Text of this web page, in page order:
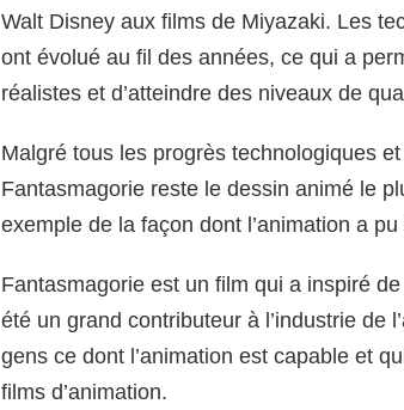
Walt Disney aux films de Miyazaki. Les
ont évolué au fil des années, ce qui a
réalistes et d’atteindre des niveaux de
Malgré tous les progrès technologiques
Fantasmagorie reste le dessin animé le
exemple de la façon dont l’animation a
Fantasmagorie est un film qui a inspiré
été un grand contributeur à l’industrie de
gens ce dont l’animation est capable et
films d’animation.